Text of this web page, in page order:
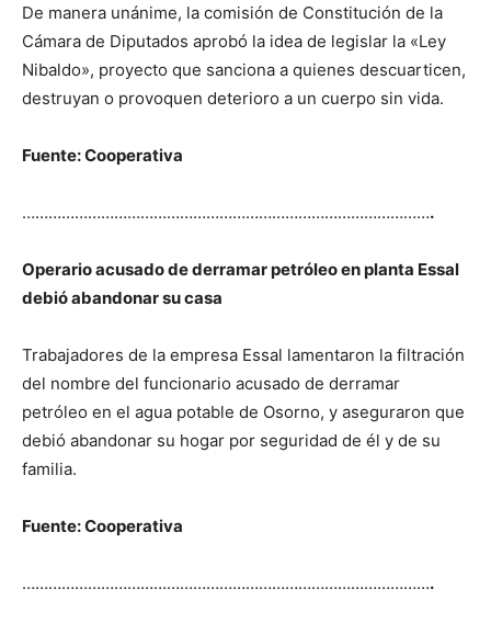
De manera unánime, la comisión de Constitución de la
Cámara de Diputados aprobó la idea de legislar la «Ley
Nibaldo», proyecto que sanciona a quienes descuarticen,
destruyan o provoquen deterioro a un cuerpo sin vida.
Fuente: Cooperativa
………………………………………………………………………………….
Operario acusado de derramar petróleo en planta Essal
debió abandonar su casa
Trabajadores de la empresa Essal lamentaron la filtración
del nombre del funcionario acusado de derramar
petróleo en el agua potable de Osorno, y aseguraron que
debió abandonar su hogar por seguridad de él y de su
familia.
Fuente: Cooperativa
………………………………………………………………………………….